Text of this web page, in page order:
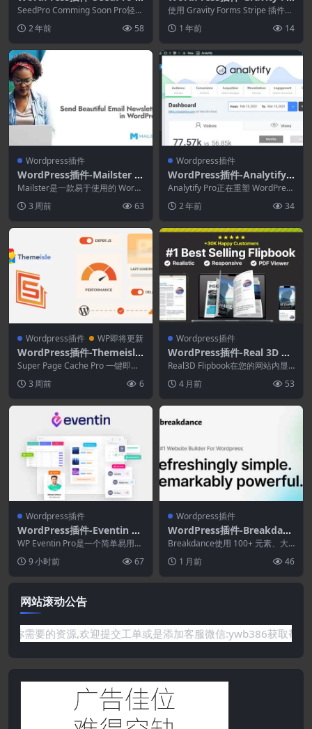
omming Soon Pro 6.18.9
SeedPro Comming Soon Pro轻松
2 年前 58
rms Stripe Add-On 5.9.2
使用 Gravity Forms Stripe 插件，
1 年前 14
Wordpress插件
WordPress插件-Mailster 4.
1.18–WordPress电子邮件通
讯插件
Mailster是一款易于使用的 WordP
建...3 周前 63
Wordpress插件
WordPress插件-Analytify
Addons[Analytify Pro拓展]
-WordPress中的谷歌分析插
件
Analytify Pro正在重塑 WordPress
2 年前 34
Wordpress插件 WP即将更新
WordPress插件-Themeisle
Super Page Cache Pro 5.3.
2
Super Page Cache Pro 一键即可
3 周前 6
Wordpress插件
WordPress插件-Real 3D Fli
pBook PDF Viewer WordP
ress Plugin 4.20.0
Real3D Flipbook在您的网站内显
的...4 月前 53
Wordpress插件
WordPress插件-Eventin Pr
o 4.1.17–活动管理器和活动
门票插件
WP Eventin Pro是一个简单易用的
WooCommerce Event...
9 小时前 67
Wordpress插件
WordPress插件-Breakdanc
e 2.8.0-WordPress网站建设
者
Breakdance使用 100+ 元素、大
型菜单构建器、表单构建器、Woo
Co...1 月前 46
网站滚动公告
要的资源,欢迎提交工单或是添加客服微信:ywb386获取帮助！